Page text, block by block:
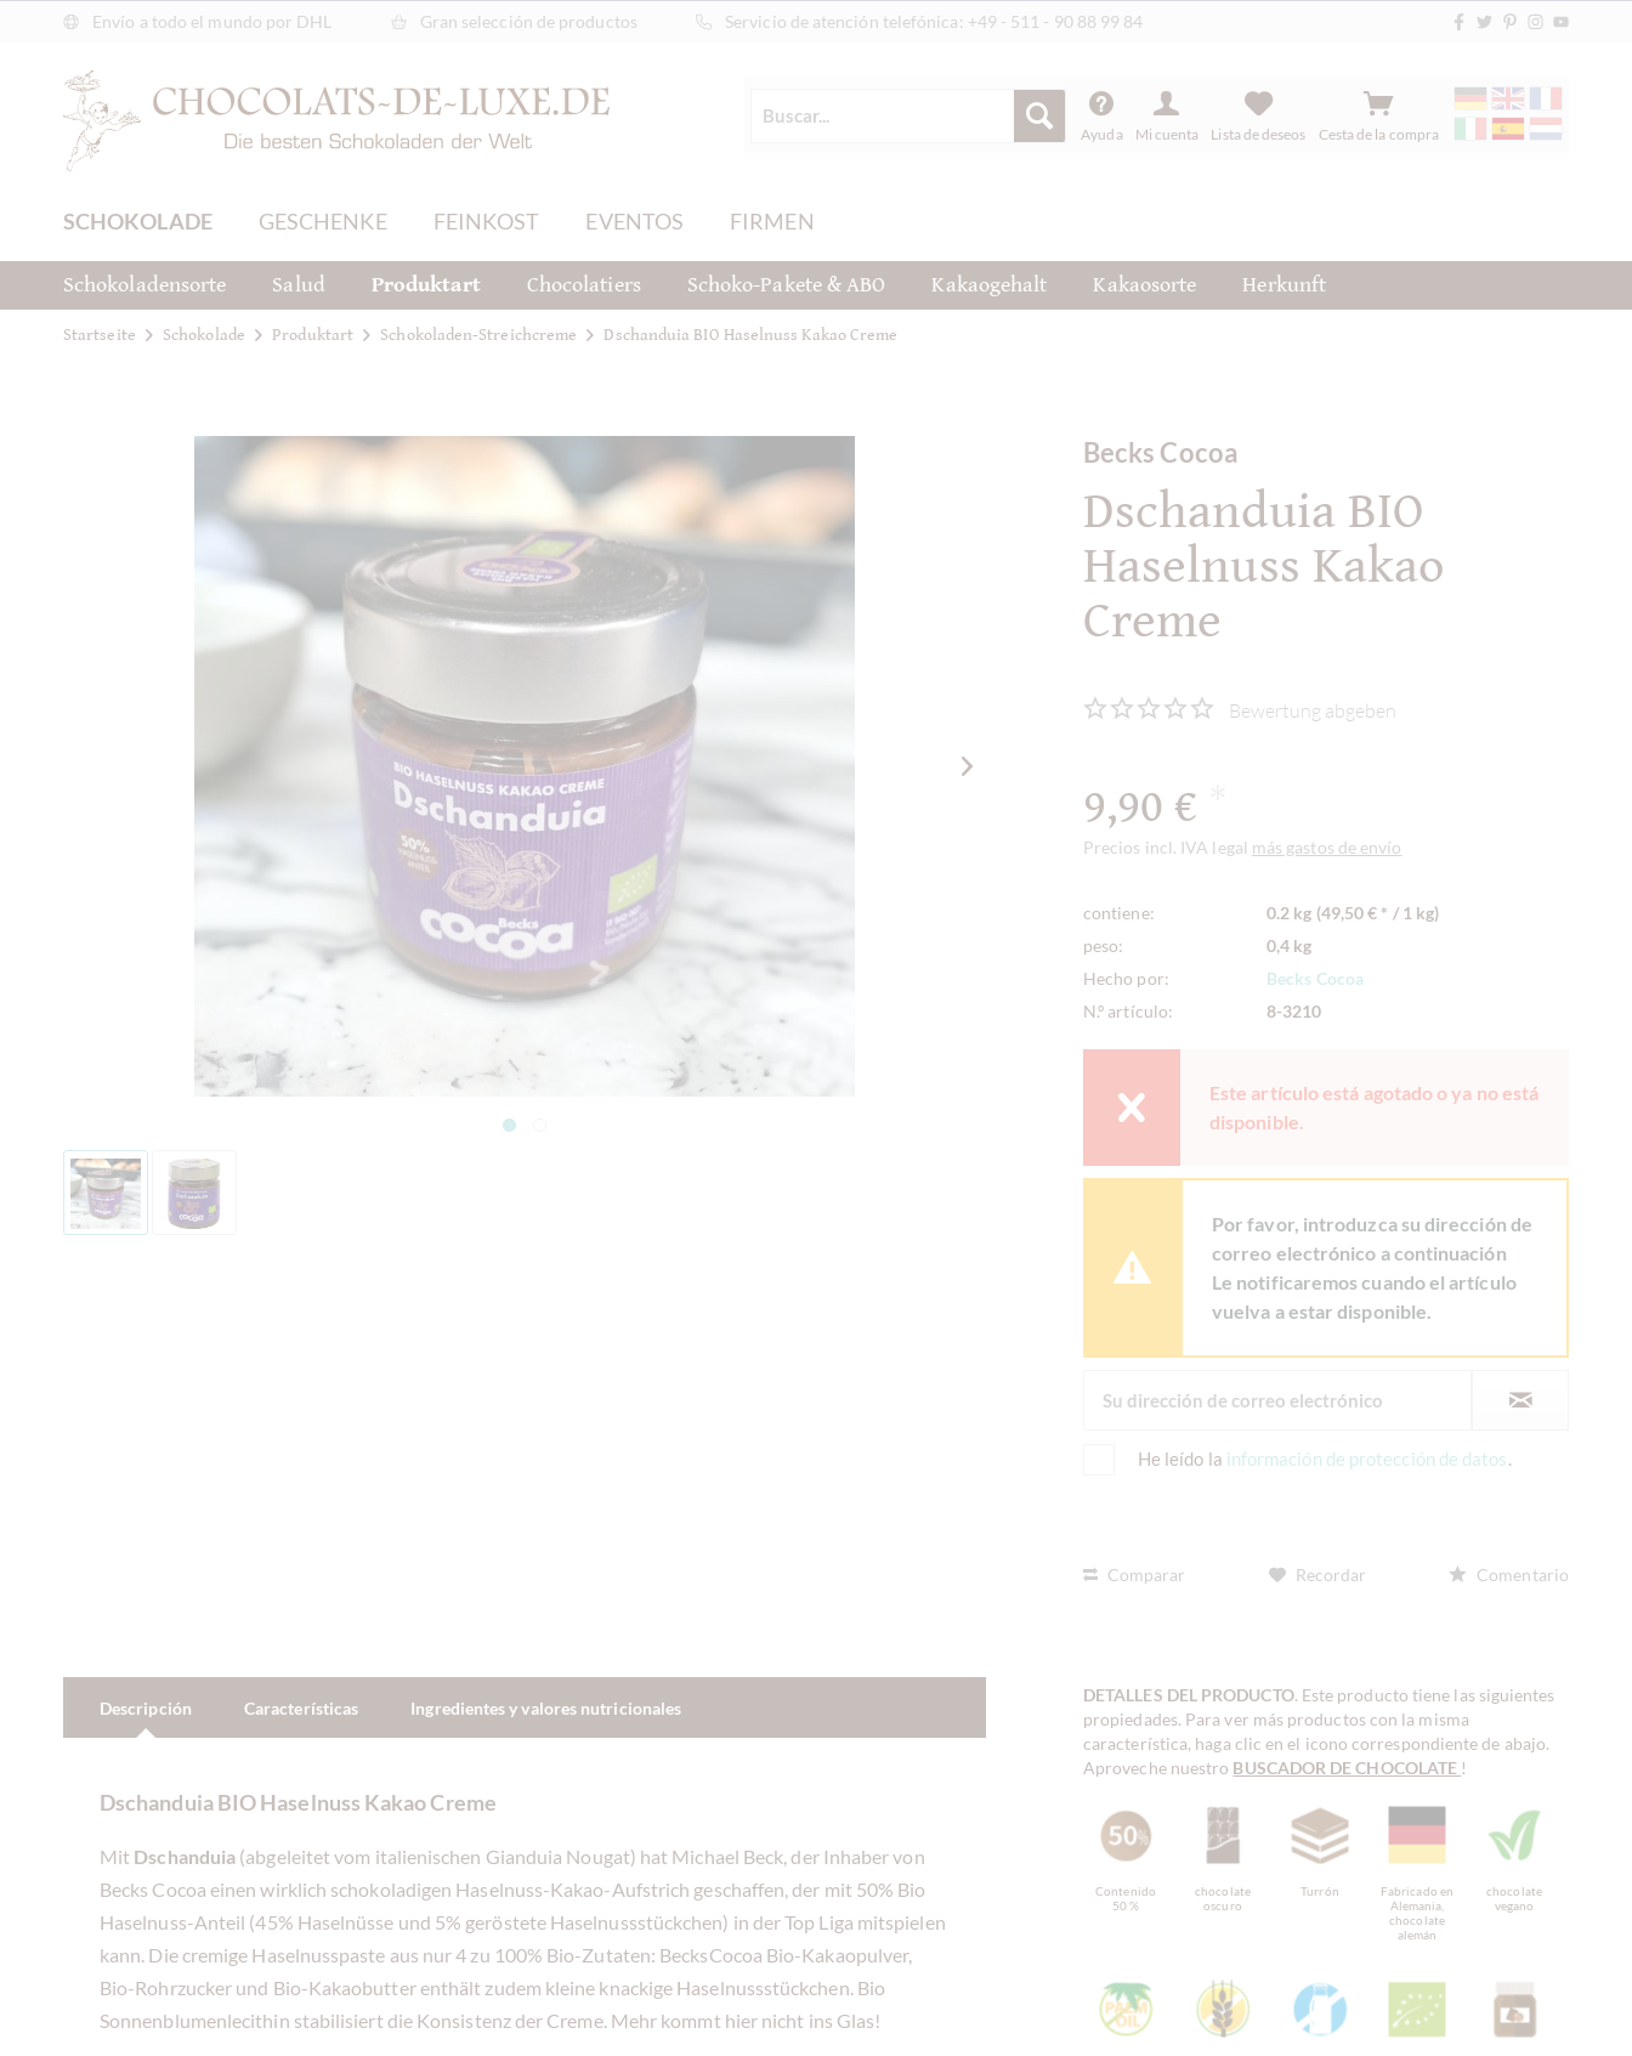
Envío a todo el mundo por DHL Gran selección de productos Servicio de atención telefónica: +49 - 511 - 90 88 99 84
Ayuda Mi cuenta Lista de deseos Cesta de la compra
SCHOKOLADE GESCHENKE FEINKOST EVENTOS FIRMEN
Schokoladensorte Salud Produktart Chocolatiers Schoko-Pakete & ABO Kakaogehalt Kakaosorte Herkunft
Startseite Schokolade Produktart Schokoladen-Streichcreme Dschanduia BIO Haselnuss Kakao Creme
Becks Cocoa
Dschanduia BIO
Haselnuss Kakao
Creme
Bewertung abgeben
9,90 €
Precios incl. IVA legal más gastos de envío
contiene:
0.2 kg (49,50 € * / 1 kg)
peso:
0,4 kg
Hecho por:
Becks Cocoa
N.º artículo:
8-3210
Este artículo está agotado o ya no está
disponible.
Por favor, introduzca su dirección de
correo electrónico a continuación
Le notificaremos cuando el artículo
vuelva a estar disponible.
He leído la información de protección de datos.
Comparar Recordar Comentario
Descripción Características Ingredientes y valores nutricionales
Dschanduia BIO Haselnuss Kakao Creme
Mit Dschanduia (abgeleitet vom italienischen Gianduia Nougat) hat Michael Beck, der Inhaber von
Becks Cocoa einen wirklich schokoladigen Haselnuss-Kakao-Aufstrich geschaffen, der mit 50% Bio
Haselnuss-Anteil (45% Haselnüsse und 5% geröstete Haselnussstückchen) in der Top Liga mitspielen
kann. Die cremige Haselnusspaste aus nur 4 zu 100% Bio-Zutaten: BecksCocoa Bio-Kakaopulver,
Bio-Rohrzucker und Bio-Kakaobutter enthält zudem kleine knackige Haselnussstückchen. Bio
Sonnenblumenlecithin stabilisiert die Konsistenz der Creme. Mehr kommt hier nicht ins Glas!
DETALLES DEL PRODUCTO. Este producto tiene las siguientes
propiedades. Para ver más productos con la misma
característica, haga clic en el icono correspondiente de abajo.
Aproveche nuestro BUSCADOR DE CHOCOLATE !
Contenido
50 %
chocolate
oscuro
Turrón
Fabricado en
Alemania,
chocolate
alemán
chocolate
vegano